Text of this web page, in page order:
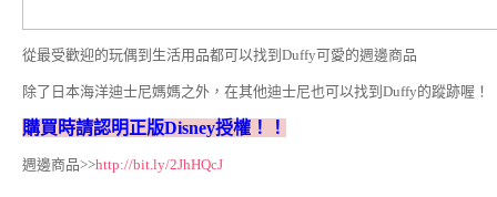
從最受歡迎的玩偶到生活用品都可以找到Duffy可愛的週邊商品
除了日本海洋迪士尼媽媽之外，在其他迪士尼也可以找到Duffy的蹤跡喔！
購買時請認明正版Disney授權！！
週邊商品>>http://bit.ly/2JhHQcJ